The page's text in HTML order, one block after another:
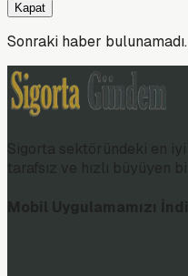
Kapat
Sonraki haber bulunamadı.